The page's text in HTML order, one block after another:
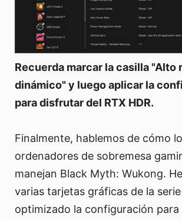
Recuerda marcar la casilla "Alto
dinámico" y luego aplicar la
para disfrutar del RTX HDR.
Finalmente, hablemos de cómo
ordenadores de sobremesa
manejan Black Myth: Wukong.
varias tarjetas gráficas de la
optimizado la configuración